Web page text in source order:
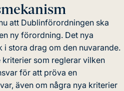
att Dublinförordningen ska
ny förordning. Det nya
stora drag om den nuvarande.
som reglerar vilken
för att pröva en
även om några nya kriterier